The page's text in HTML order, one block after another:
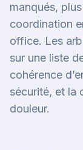
manqués,
coordination
office. Les
sur une liste
cohérence
sécurité, et la
douleur.